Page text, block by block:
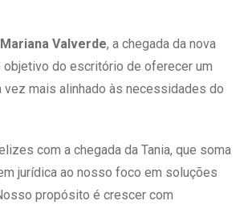
Mariana Valverde, a chegada da nova
do escritório de oferecer um
vez mais alinhado às necessidades do
com a chegada da Tania, que soma
jurídica ao nosso foco em soluções
propósito é crescer com